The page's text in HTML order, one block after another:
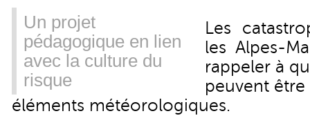
Un projet
pédagogique en lien
avec la culture du
risque
Les
les Alpes-
rappeler à
peuvent
éléments météorologiques.